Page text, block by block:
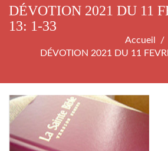
DÉVOTION 2021 DU 11
13: 1-33
Accueil
DÉVOTION 2021 DU 11